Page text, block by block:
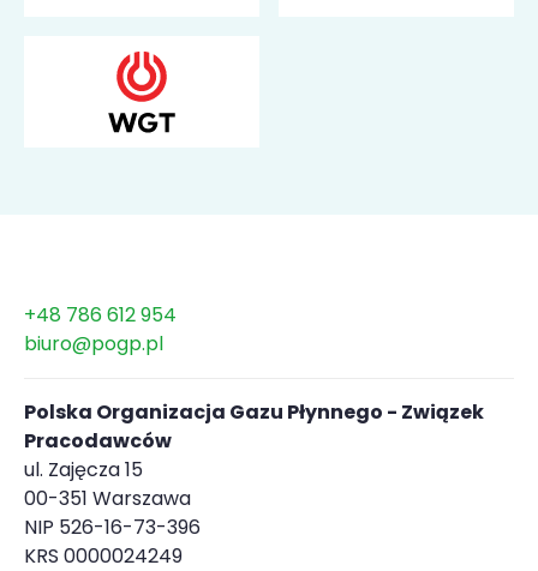
+48 786 612 954
biuro@pogp.pl
Polska Organizacja Gazu Płynnego - Związek
Pracodawców
ul. Zajęcza 15
00-351 Warszawa
NIP 526-16-73-396
KRS 0000024249